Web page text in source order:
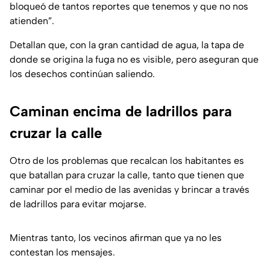
bloqueó de tantos reportes que tenemos y que no nos
atienden”.
Detallan que, con la gran cantidad de agua, la tapa de
donde se origina la fuga no es visible, pero aseguran que
los desechos continúan saliendo.
Caminan encima de ladrillos para
cruzar la calle
Otro de los problemas que recalcan los habitantes es
que batallan para cruzar la calle, tanto que tienen que
caminar por el medio de las avenidas y brincar a través
de ladrillos para evitar mojarse.
Mientras tanto, los vecinos afirman que ya no les
contestan los mensajes.